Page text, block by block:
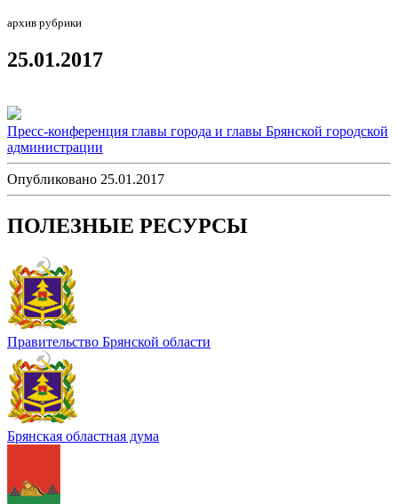
архив рубрики
25.01.2017
Пресс-конференция главы города и главы Брянской городской
администрации
Опубликовано 25.01.2017
ПОЛЕЗНЫЕ РЕСУРСЫ
Правительство Брянской области
Брянская областная дума